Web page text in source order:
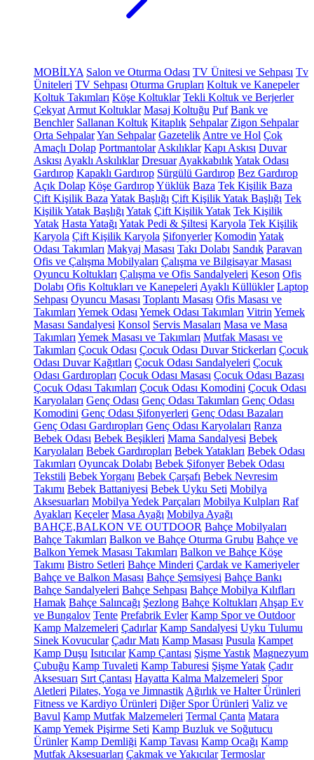
MOBİLYA Salon ve Oturma Odası TV Ünitesi ve Sehpası Tv
Üniteleri TV Sehpası Oturma Grupları Koltuk ve Kanepeler
Koltuk Takımları Köşe Koltuklar Tekli Koltuk ve Berjerler
Çekyat Armut Koltuklar Masaj Koltuğu Puf Bank ve
Benchler Sallanan Koltuk Kitaplık Sehpalar Zigon Sehpalar
Orta SehpalarYan Sehpalar Gazetelik Antre ve Hol Çok
Amaçlı Dolap Portmantolar Askılıklar Kapı Askısı Duvar
Askısı Ayaklı Askılıklar Dresuar AyakkabılıkYatak Odası
Gardırop Kapaklı Gardırop Sürgülü Gardırop Bez Gardırop
Açık Dolap Köşe GardıropYüklük Baza Tek Kişilik Baza
Çift Kişilik Baza Yatak Başlığı Çift Kişilik Yatak Başlığı Tek
Kişilik Yatak Başlığı Yatak Çift Kişilik Yatak Tek Kişilik
Yatak Hasta Yatağı Yatak Pedi & Şiltesi Karyola Tek Kişilik
Karyola Çift Kişilik Karyola Şifonyerler Komodin Yatak
Odası Takımları Makyaj Masası Takı Dolabı Sandık Paravan
Ofis ve Çalışma Mobilyaları Çalışma ve Bilgisayar Masası
Oyuncu Koltukları Çalışma ve Ofis Sandalyeleri Keson Ofis
Dolabı Ofis Koltukları ve Kanepeleri Ayaklı Küllükler Laptop
Sehpası Oyuncu Masası Toplantı Masası Ofis Masası ve
Takımları Yemek Odası Yemek Odası Takımları Vitrin Yemek
Masası Sandalyesi Konsol Servis Masaları Masa ve Masa
Takımları Yemek Masası ve Takımları Mutfak Masası ve
Takımları Çocuk Odası Çocuk Odası Duvar Stickerları Çocuk
Odası Duvar Kağıtları Çocuk Odası Sandalyeleri Çocuk
Odası Gardıropları Çocuk Odası Masası Çocuk Odası Bazası
Çocuk Odası Takımları Çocuk Odası Komodini Çocuk Odası
Karyolaları Genç Odası Genç Odası Takımları Genç Odası
Komodini Genç Odası Şifonyerleri Genç Odası Bazaları
Genç Odası Gardıropları Genç Odası Karyolaları Ranza
Bebek Odası Bebek Beşikleri Mama Sandalyesi Bebek
Karyolaları Bebek Gardıropları Bebek Yatakları Bebek Odası
Takımları Oyuncak Dolabı Bebek Şifonyer Bebek Odası
Tekstili Bebek Yorganı Bebek Çarşafı Bebek Nevresim
Takımı Bebek Battaniyesi Bebek Uyku Seti Mobilya
Aksesuarları Mobilya Yedek Parçaları Mobilya Kulpları Raf
Ayakları Keçeler Masa Ayağı Mobilya Ayağı
BAHÇE,BALKON VE OUTDOOR Bahçe Mobilyaları
Bahçe Takımları Balkon ve Bahçe Oturma Grubu Bahçe ve
Balkon Yemek Masası Takımları Balkon ve Bahçe Köşe
Takımı Bistro Setleri Bahçe Minderi Çardak ve Kameriyeler
Bahçe ve Balkon Masası Bahçe Şemsiyesi Bahçe Bankı
Bahçe Sandalyeleri Bahçe Sehpası Bahçe Mobilya Kılıfları
Hamak Bahçe Salıncağı Şezlong Bahçe Koltukları Ahşap Ev
ve Bungalov Tente Prefabrik Evler Kamp Spor ve Outdoor
Kamp Malzemeleri Çadırlar Kamp Sandalyesi Uyku Tulumu
Sinek Kovucular Çadır Matı Kamp Masası Pusula Kampet
Kamp Duşu Isıtıcılar Kamp Çantası Şişme Yastık Magnezyum
Çubuğu Kamp Tuvaleti Kamp Taburesi Şişme Yatak Çadır
Aksesuarı Sırt Çantası Hayatta Kalma Malzemeleri Spor
Aletleri Pilates, Yoga ve Jimnastik Ağırlık ve Halter Ürünleri
Fitness ve Kardiyo Ürünleri Diğer Spor Ürünleri Valiz ve
Bavul Kamp Mutfak Malzemeleri Termal Çanta Matara
Kamp Yemek Pişirme Seti Kamp Buzluk ve Soğutucu
Ürünler Kamp Demliği Kamp Tavası Kamp Ocağı Kamp
Mutfak Aksesuarları Çakmak ve Yakıcılar Termoslar